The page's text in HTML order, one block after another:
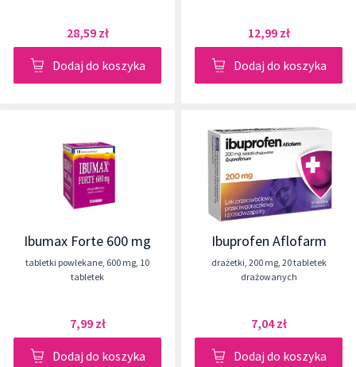
28,59 zł
Dodaj do koszyka
12,99 zł
Dodaj do koszyka
Ibumax Forte 600 mg
tabletki powlekane, 600 mg, 10
tabletek
7,99 zł
Dodaj do koszyka
Ibuprofen Aflofarm
drażetki, 200 mg, 20 tabletek
drażowanych
7,04 zł
Dodaj do koszyka